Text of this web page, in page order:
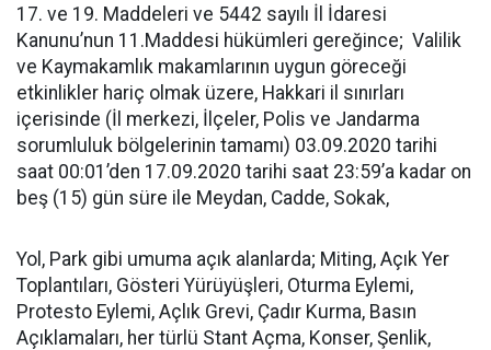
17. ve 19. Maddeleri ve 5442 sayılı İl İdaresi
Kanunu’nun 11.Maddesi hükümleri gereğince; Valilik
ve Kaymakamlık makamlarının uygun göreceği
etkinlikler hariç olmak üzere, Hakkari il sınırları
içerisinde (İl merkezi, İlçeler, Polis ve Jandarma
sorumluluk bölgelerinin tamamı) 03.09.2020 tarihi
saat 00:01’den 17.09.2020 tarihi saat 23:59’a kadar on
beş (15) gün süre ile Meydan, Cadde, Sokak,
Yol, Park gibi umuma açık alanlarda; Miting, Açık Yer
Toplantıları, Gösteri Yürüyüşleri, Oturma Eylemi,
Protesto Eylemi, Açlık Grevi, Çadır Kurma, Basın
Açıklamaları, her türlü Stant Açma, Konser, Şenlik,